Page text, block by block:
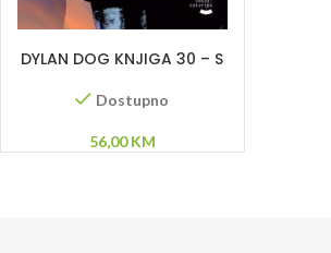
DYLAN DOG KNJIGA 30 – S
Vitezovi vremena – Titanik
Dostupno
56,00KM